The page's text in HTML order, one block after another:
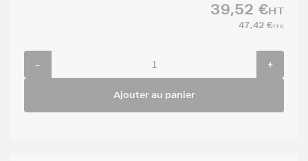
39,52 €HT
47,42 €TTC
- +
Ajouter au panier